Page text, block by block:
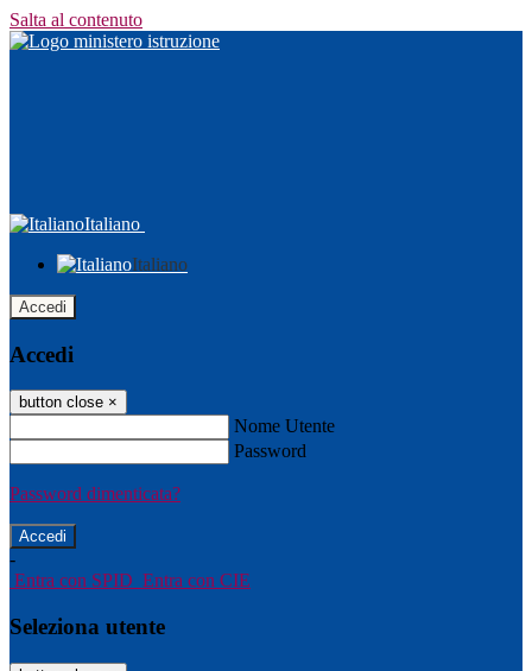
Salta al contenuto
Italiano
Italiano
Accedi
Accedi
button close ×
Nome Utente
Password
Password dimenticata?
-
Entra con SPID Entra con CIE
Seleziona utente